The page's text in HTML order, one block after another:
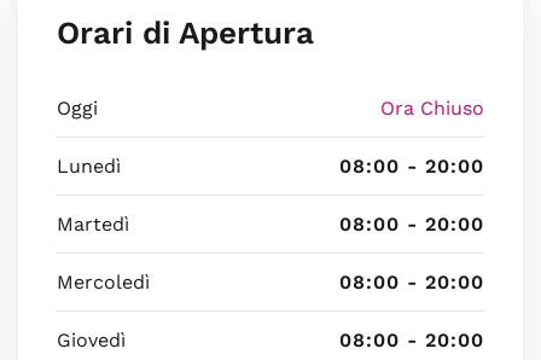
Orari di Apertura
Oggi Ora Chiuso
Lunedì 08:00 - 20:00
Martedì 08:00 - 20:00
Mercoledì 08:00 - 20:00
Giovedì 08:00 - 20:00